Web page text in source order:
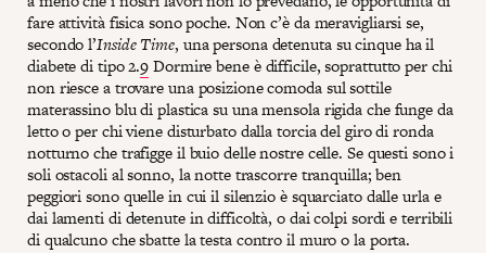
fare attività fisica sono poche. Non c’è da meravigliarsi se,
secondo l’Inside Time, una persona detenuta su cinque ha il
diabete di tipo 2.9Dormire bene è difficile, soprattutto per chi
non riesce a trovare una posizione comoda sul sottile
materassino blu di plastica su una mensola rigida che funge da
letto o per chi viene disturbato dalla torcia del giro di ronda
notturno che trafigge il buio delle nostre celle. Se questi sono i
soli ostacoli al sonno, la notte trascorre tranquilla; ben
peggiori sono quelle in cui il silenzio è squarciato dalle urla e
dai lamenti di detenute in difficoltà, o dai colpi sordi e terribili
di qualcuno che sbatte la testa contro il muro o la porta.